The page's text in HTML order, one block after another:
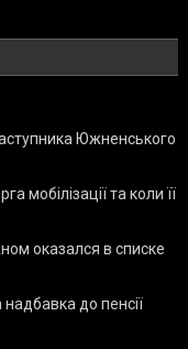
Южненського
мобілізації та коли її
оказался в списке
надбавка до пенсії